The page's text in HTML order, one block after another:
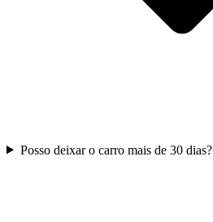
Posso deixar o carro mais de 30 dias?